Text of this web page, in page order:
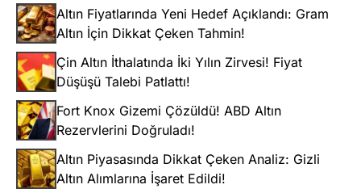
Altın Fiyatlarında Yeni Hedef Açıklandı: Gram
Altın İçin Dikkat Çeken Tahmin!
Çin Altın İthalatında İki Yılın Zirvesi! Fiyat
Düşüşü Talebi Patlattı!
Fort Knox Gizemi Çözüldü! ABD Altın
Rezervlerini Doğruladı!
Altın Piyasasında Dikkat Çeken Analiz: Gizli
Altın Alımlarına İşaret Edildi!